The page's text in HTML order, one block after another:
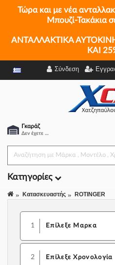
Τώρα και με νέα
Μπουζί-Τακάκια
ΑΝΤΑΛΛΑΚΤΙΚΑ
ΚΑΙ
Σύνδεση
Γκαράζ
Δεν έχετε επιλέξει αμάξι.
Κατηγορίες
Κατασκευαστής ROTINGER
1 Επίλεξε Μαρκα
2 Επίλεξε Χρονολογία